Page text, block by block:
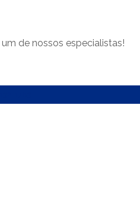
de nossos especialistas!